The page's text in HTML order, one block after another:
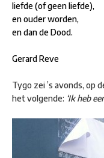
liefde (of geen liefde),
en ouder worden,
en dan de Dood.
Gerard Reve
Tygo zei ’s avonds, op
het volgende: ‘Ik heb